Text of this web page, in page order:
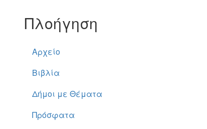
Πλοήγηση
Αρχείο
Βιβλία
Δήμοι με Θέματα
Πρόσφατα